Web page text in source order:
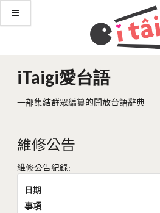
iTaigi愛台語
一部集結群眾編纂的開放台語辭典
維修公告
維修公告紀錄:
日期
事項